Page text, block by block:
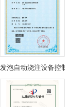
发泡自动浇注设备控制